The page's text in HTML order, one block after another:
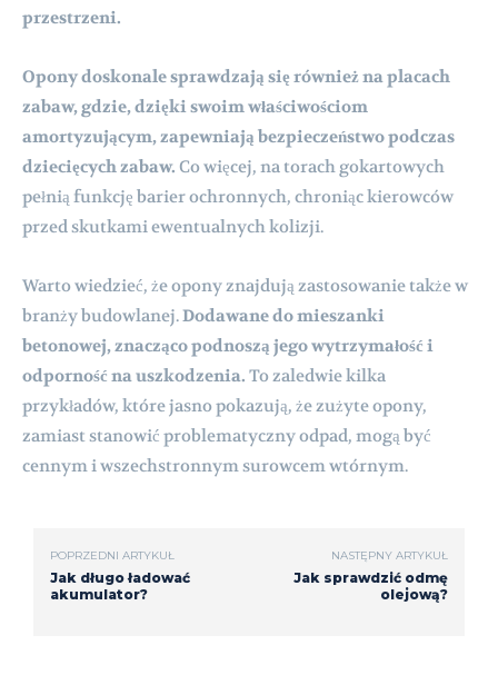
przestrzeni.
Opony doskonale sprawdzają się również na placach
zabaw, gdzie, dzięki swoim właściwościom
amortyzującym, zapewniają bezpieczeństwo podczas
dziecięcych zabaw. Co więcej, na torach gokartowych
pełnią funkcję barier ochronnych, chroniąc kierowców
przed skutkami ewentualnych kolizji.
Warto wiedzieć, że opony znajdują zastosowanie także w
branży budowlanej.Dodawane do mieszanki
betonowej, znacząco podnoszą jego wytrzymałość i
odporność na uszkodzenia. To zaledwie kilka
przykładów, które jasno pokazują, że zużyte opony,
zamiast stanowić problematyczny odpad, mogą być
cennym i wszechstronnym surowcem wtórnym.
POPRZEDNI ARTYKUŁ
Jak długo ładować
akumulator?
NASTĘPNY ARTYKUŁ
Jak sprawdzić odmę
olejową?